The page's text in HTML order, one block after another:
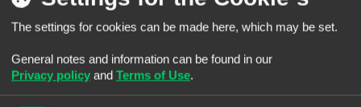
verstrekt zónder je toestemming, kan “3D Print Forum” nóch phpBB
verantwoordelijk worden gehouden voor een hackpoging die ertoe kan leiden
dat de gegevens vrijkomen.
Je gaat akkoord met de regels die zijn samengesteld door de beheerders van
dit forum.: Bekijk de regels van dit Forum
Privacybeleid
The settings for cookies can be made here, which may be set.
General notes and information can be found in our
Privacy policy and Terms of Use.